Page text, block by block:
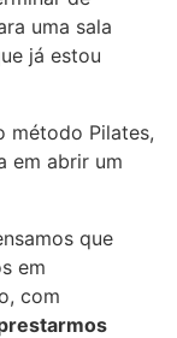
uma sala
já estou
método Pilates,
em abrir um
que
em
com